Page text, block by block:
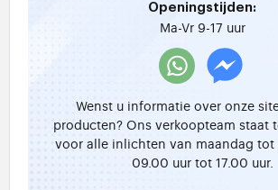
Openingstijden:
Ma-Vr 9-17 uur
Wenst u informatie over onze
producten? Ons verkoopteam staat
voor alle inlichten van maandag tot
09.00 uur tot 17.00 uur.